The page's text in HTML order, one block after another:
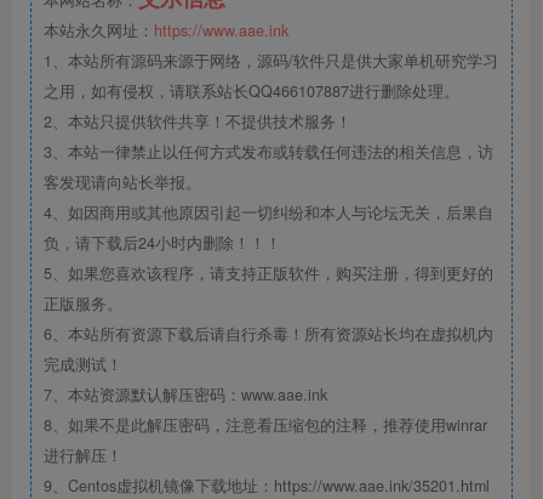
本站永久网址： https://www.aae.ink
1、本站所有源码来源于网络，源码/软件只是供大家单机研究学习
之用，如有侵权，请联系站长QQ466107887进行删除处理。
2、本站只提供软件共享！不提供技术服务！
3、本站一律禁止以任何方式发布或转载任何违法的相关信息，访
客发现请向站长举报。
4、如因商用或其他原因引起一切纠纷和本人与论坛无关，后果自
负，请下载后24小时内删除！！！
5、如果您喜欢该程序，请支持正版软件，购买注册，得到更好的
正版服务。
6、本站所有资源下载后请自行杀毒！所有资源站长均在虚拟机内
完成测试！
7、本站资源默认解压密码：www.aae.ink
8、如果不是此解压密码，注意看压缩包的注释，推荐使用winrar
进行解压！
9、Centos虚拟机镜像下载地址：https://www.aae.ink/35201.html